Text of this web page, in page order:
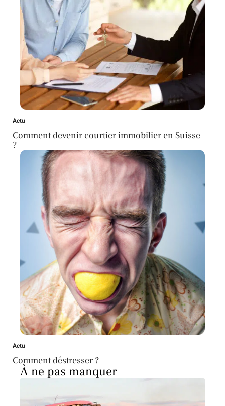
Actu
Comment devenir courtier immobilier en Suisse
?
Actu
Comment déstresser ?
À ne pas manquer